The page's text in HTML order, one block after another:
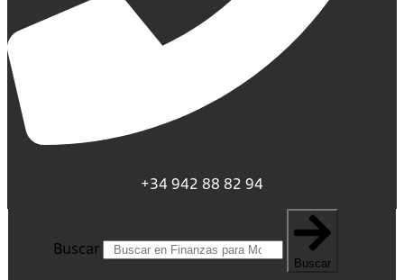
+34 942 88 82 94
Buscar
Buscar